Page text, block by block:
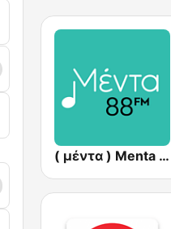
( μέντα ) Menta 88 FM